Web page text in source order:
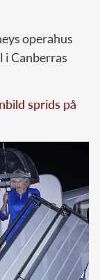
operahus
i Canberras
sprids på